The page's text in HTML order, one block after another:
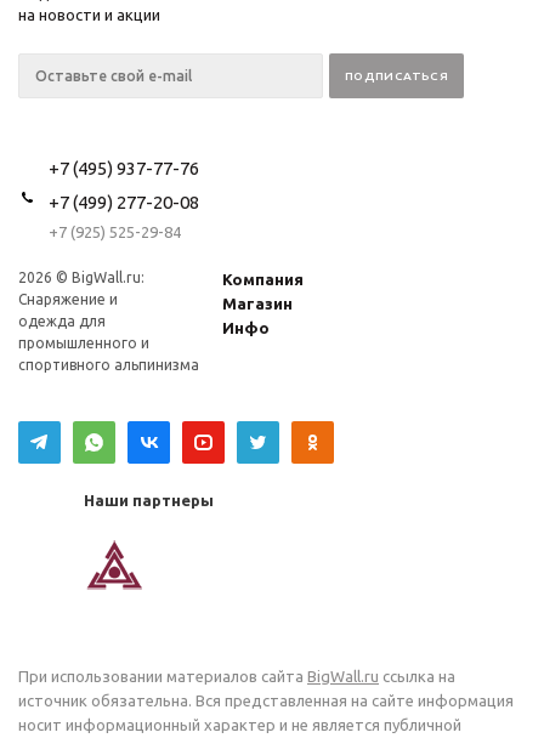
на новости и акции
+7 (495) 937-77-76
+7 (499) 277-20-08
+7 (925) 525-29-84
2026 © BigWall.ru:
Снаряжение и
одежда для
промышленного и
спортивного альпинизма
Компания
Магазин
Инфо
Наши партнеры
При использовании материалов сайта BigWall.ru ссылка на
источник обязательна. Вся представленная на сайте информация
носит информационный характер и не является публичной